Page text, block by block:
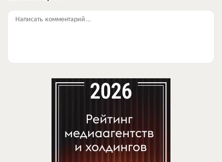
Написать комментарий...